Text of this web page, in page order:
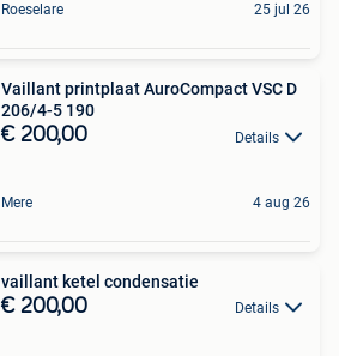
Roeselare 25 jul 26
Vaillant printplaat AuroCompact VSC D
206/4-5 190
€ 200,00 Details
Mere 4 aug 26
vaillant ketel condensatie
€ 200,00 Details